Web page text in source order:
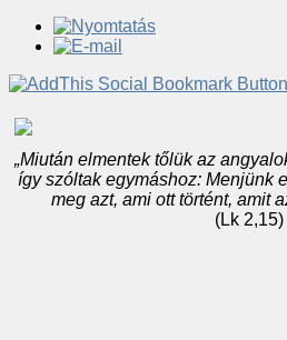
„Miután elmentek tőlük az
így szóltak egymáshoz: Menjünk
meg azt, ami ott történt, amit
(Lk 2,15)